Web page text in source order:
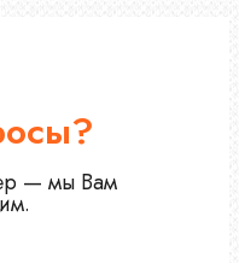
— мы Вам